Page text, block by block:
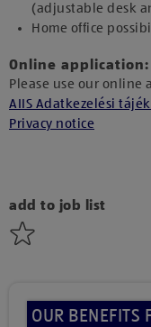
(adjustable desk
Home office
Online application:
Please use our online
AIIS Adatkezelési
Privacy notice
add to job list
OUR BENEFITS